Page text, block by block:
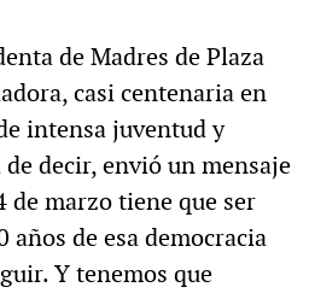
de Madres de Plaza
casi centenaria en
intensa juventud y
decir, envió un mensaje
de marzo tiene que ser
años de esa democracia
Y tenemos que